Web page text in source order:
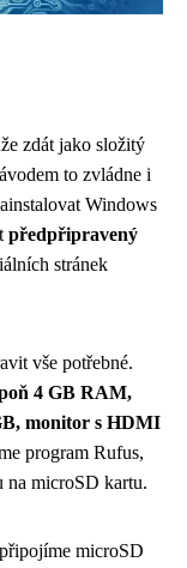
zdát jako složitý
to zvládne i
Windows
předpřipravený
stránek
vše potřebné.
4 GB RAM,
monitor s HDMI
program Rufus,
na microSD kartu.
microSD